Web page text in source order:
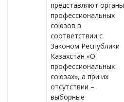
представляют органы
профессиональных
союзов в
соответствии с
Законом Республики
Казахстан «О
профессиональных
союзах», а при их
отсутствии –
выборные